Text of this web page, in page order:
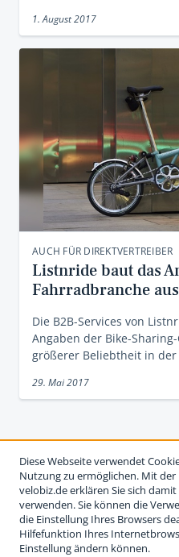
1. August 2017
AUCH FÜR DIREKTVERTREIBER
Listnride baut das
Fahrradbranche aus
Die B2B-Services von
Angaben der Bike-
größerer Beliebtheit in
29. Mai 2017
Diese Webseite verwendet
Nutzung zu ermöglichen. Mit
velobiz.de erklären Sie sich
verwenden. Sie können die
die Einstellung Ihres Browsers
Hilfefunktion Ihres
Einstellung ändern können.